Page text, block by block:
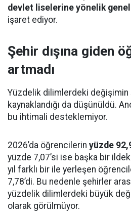
devlet liselerine yönelik genel
işaret ediyor.
Şehir dışına giden
artmadı
Yüzdelik dilimlerdeki değişimin
kaynaklandığı da düşünüldü.
bu ihtimali desteklemiyor.
2026’da öğrencilerin yüzde
yüzde 7,07’si ise başka bir
yıl farklı bir ile yerleşen
7,78’di. Bu nedenle şehirler
yüzdelik dilimlerdeki büyük
olarak görülmüyor.